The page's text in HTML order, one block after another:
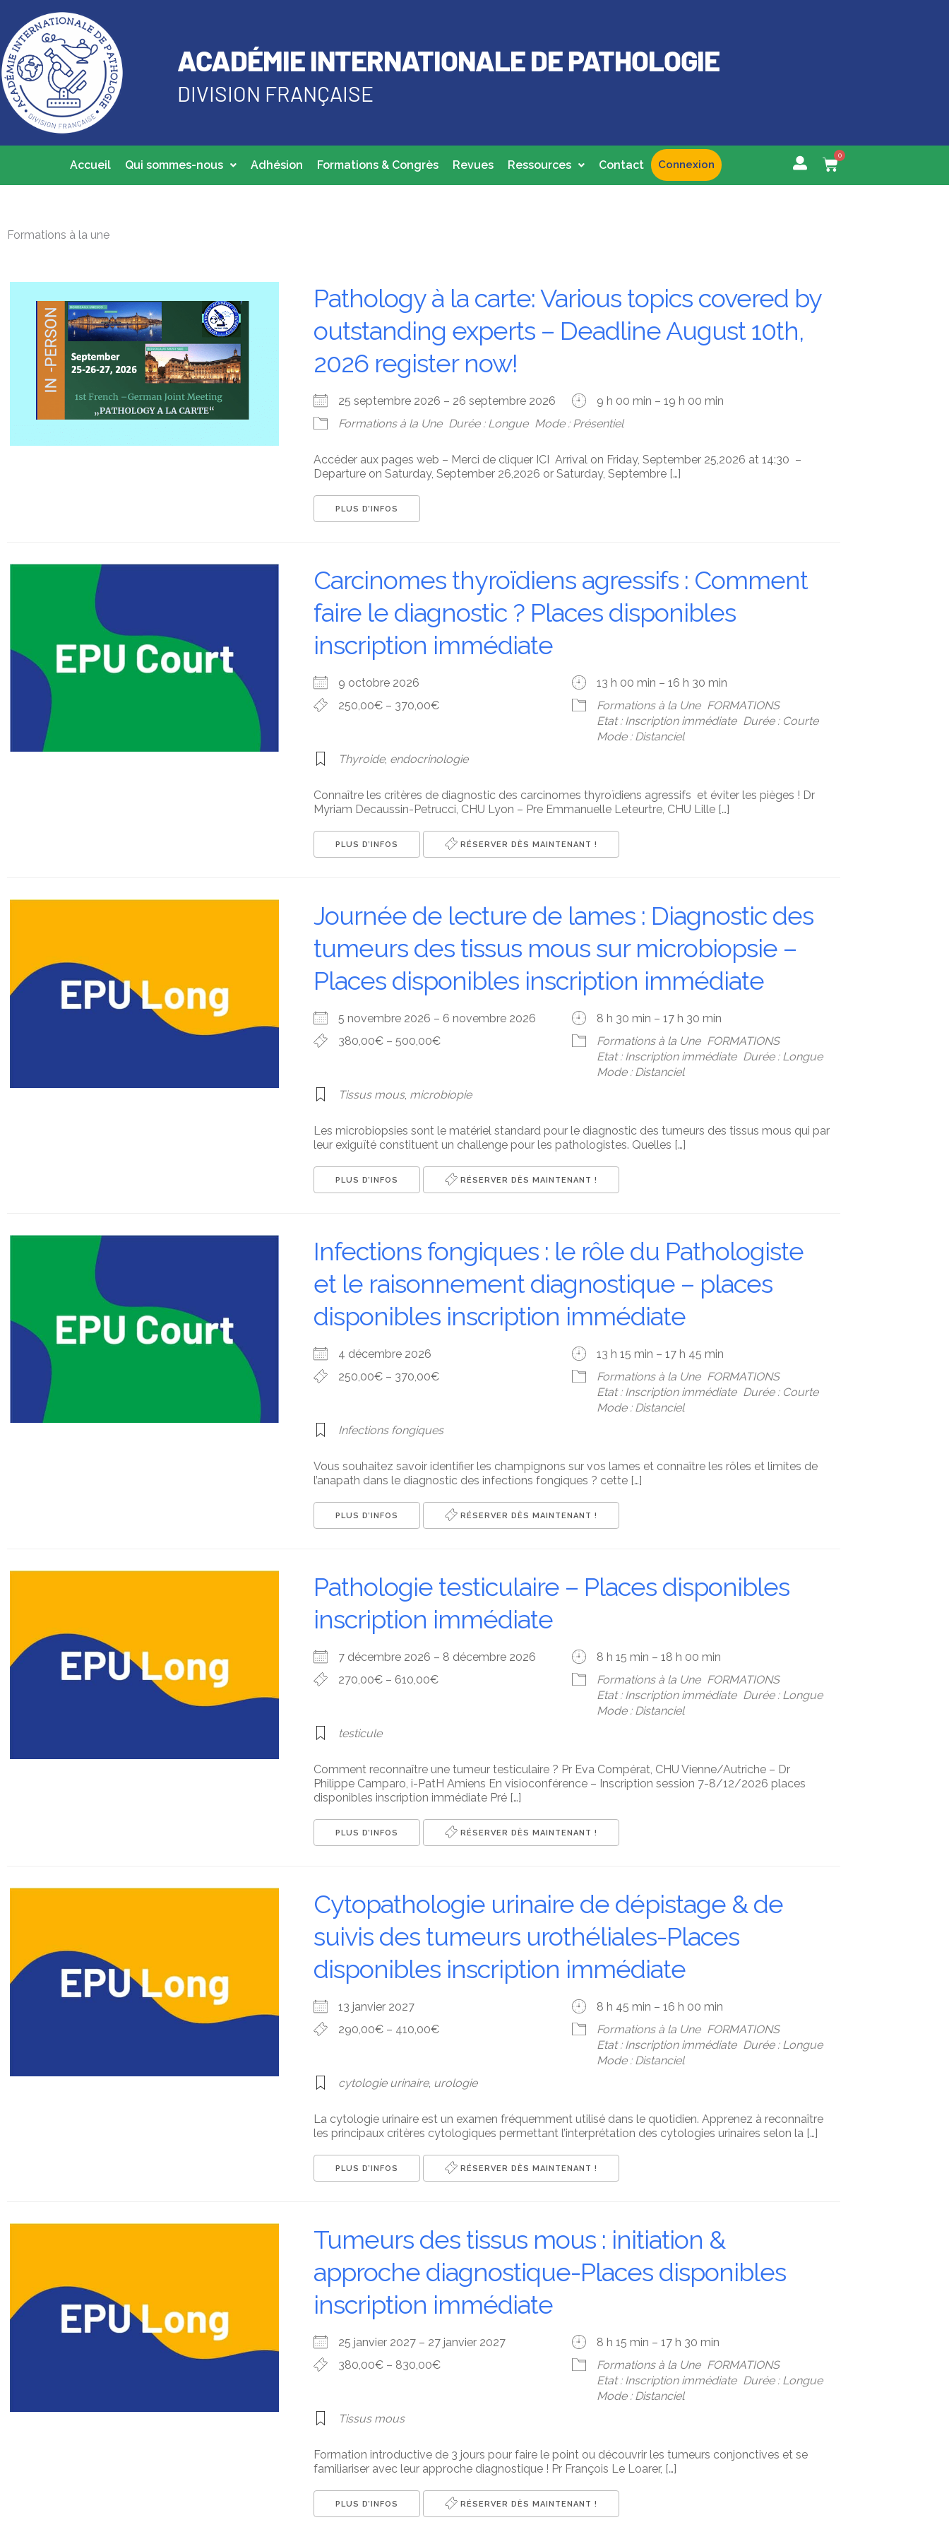
contenu
ACADÉMIE INTERNATIONALE DE PATHOLOGIE
DIVISION FRANÇAISE
Accueil Qui sommes-nous Adhésion Formations & Congrès Revues Ressources Contact Connexion
0
Panier
Formations à la une
Pathology à la carte: Various topics covered by
outstanding experts – Deadline August 10th,
2026 register now!
25 septembre 2026 – 26 septembre 2026
9 h 00 min – 19 h 00 min
Formations à la Une Durée : Longue Mode : Présentiel
Accéder aux pages web – Merci de cliquer ICI Arrival on Friday, September 25,2026 at 14:30 –
Departure on Saturday, September 26,2026 or Saturday, Septembre […]
PLUS D’INFOS
Carcinomes thyroïdiens agressifs : Comment
faire le diagnostic ? Places disponibles
inscription immédiate
9 octobre 2026
13 h 00 min – 16 h 30 min
250,00€ – 370,00€
Formations à la Une FORMATIONS
Etat : Inscription immédiate Durée : Courte
Mode : Distanciel
Thyroide, endocrinologie
Connaître les critères de diagnostic des carcinomes thyroïdiens agressifs et éviter les pièges ! Dr
Myriam Decaussin-Petrucci, CHU Lyon – Pre Emmanuelle Leteurtre, CHU Lille […]
PLUS D’INFOS RÉSERVER DÈS MAINTENANT !
Journée de lecture de lames : Diagnostic des
tumeurs des tissus mous sur microbiopsie –
Places disponibles inscription immédiate
5 novembre 2026 – 6 novembre 2026
8 h 30 min – 17 h 30 min
380,00€ – 500,00€
Formations à la Une FORMATIONS
Etat : Inscription immédiate Durée : Longue
Mode : Distanciel
Tissus mous, microbiopie
Les microbiopsies sont le matériel standard pour le diagnostic des tumeurs des tissus mous qui par
leur exiguïté constituent un challenge pour les pathologistes. Quelles […]
PLUS D’INFOS RÉSERVER DÈS MAINTENANT !
Infections fongiques : le rôle du Pathologiste
et le raisonnement diagnostique – places
disponibles inscription immédiate
4 décembre 2026
13 h 15 min – 17 h 45 min
250,00€ – 370,00€
Formations à la Une FORMATIONS
Etat : Inscription immédiate Durée : Courte
Mode : Distanciel
Infections fongiques
Vous souhaitez savoir identifier les champignons sur vos lames et connaître les rôles et limites de
l’anapath dans le diagnostic des infections fongiques ? cette […]
PLUS D’INFOS RÉSERVER DÈS MAINTENANT !
Pathologie testiculaire – Places disponibles
inscription immédiate
7 décembre 2026 – 8 décembre 2026
8 h 15 min – 18 h 00 min
270,00€ – 610,00€
Formations à la Une FORMATIONS
Etat : Inscription immédiate Durée : Longue
Mode : Distanciel
testicule
Comment reconnaître une tumeur testiculaire ? Pr Eva Compérat, CHU Vienne/Autriche – Dr
Philippe Camparo, i-PatH Amiens En visioconférence – Inscription session 7-8/12/2026 places
disponibles inscription immédiate Pré […]
PLUS D’INFOS RÉSERVER DÈS MAINTENANT !
Cytopathologie urinaire de dépistage & de
suivis des tumeurs urothéliales-Places
disponibles inscription immédiate
13 janvier 2027
8 h 45 min – 16 h 00 min
290,00€ – 410,00€
Formations à la Une FORMATIONS
Etat : Inscription immédiate Durée : Longue
Mode : Distanciel
cytologie urinaire, urologie
La cytologie urinaire est un examen fréquemment utilisé dans le quotidien. Apprenez à reconnaître
les principaux critères cytologiques permettant l’interprétation des cytologies urinaires selon la […]
PLUS D’INFOS RÉSERVER DÈS MAINTENANT !
Tumeurs des tissus mous : initiation &
approche diagnostique-Places disponibles
inscription immédiate
25 janvier 2027 – 27 janvier 2027
8 h 15 min – 17 h 30 min
380,00€ – 830,00€
Formations à la Une FORMATIONS
Etat : Inscription immédiate Durée : Longue
Mode : Distanciel
Tissus mous
Formation introductive de 3 jours pour faire le point ou découvrir les tumeurs conjonctives et se
familiariser avec leur approche diagnostique ! Pr François Le Loarer, […]
PLUS D’INFOS RÉSERVER DÈS MAINTENANT !